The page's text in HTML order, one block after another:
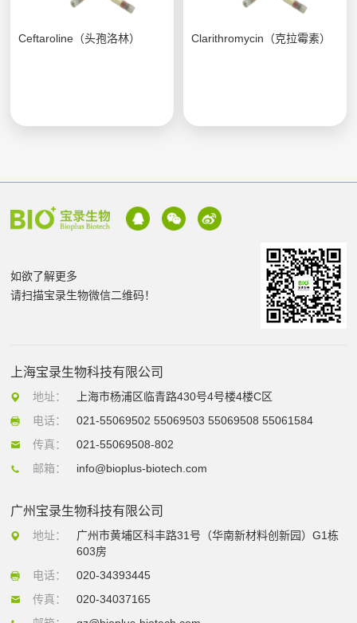
Ceftaroline（头孢洛林） Clarithromycin（克拉霉素）
如欲了解更多
请扫描宝录生物微信二维码！
上海宝录生物科技有限公司
地址：
上海市杨浦区临青路430号4号楼4楼C区
电话：
021-55069502 55069503 55069508 55061584
传真：
021-55069508-802
邮箱：
info@bioplus-biotech.com
广州宝录生物科技有限公司
地址：
广州市黄埔区科丰路31号（华南新材料创新园）G1栋
603房
电话：
020-34393445
传真：
020-34037165